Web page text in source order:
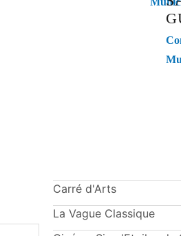
Carré d'Arts
La Vague Classique